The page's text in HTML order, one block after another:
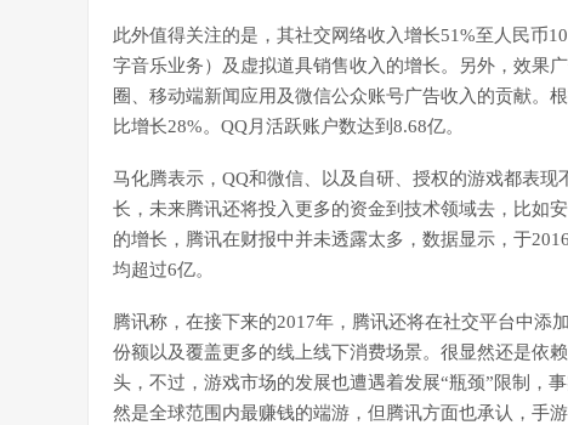
此外值得关注的是，其社交网络收入增长51%至人民币
字音乐业务）及虚拟道具销售收入的增长。另外，效果
圈、移动端新闻应用及微信公众账号广告收入的贡献。
比增长28%。QQ月活跃账户数达到8.68亿。
马化腾表示，QQ和微信、以及自研、授权的游戏都表
长，未来腾讯还将投入更多的资金到技术领域去，比如
的增长，腾讯在财报中并未透露太多，数据显示，于
均超过6亿。
腾讯称，在接下来的2017年，腾讯还将在社交平台中添
份额以及覆盖更多的线上线下消费场景。很显然还是依
头，不过，游戏市场的发展也遭遇着发展“瓶颈”限制，
然是全球范围内最赚钱的端游，但腾讯方面也承认，手